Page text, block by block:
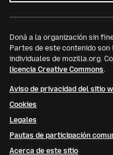
Doná a la organización sin
Partes de este contenido
individuales de mozilla.org.
licencia Creative Commons.
Aviso de privacidad del sitio
Cookies
Legales
Pautas de participación
Acerca de este sitio